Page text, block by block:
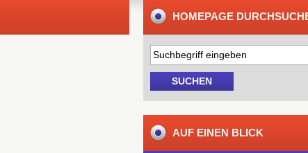
HOMEPAGE
AUF EINEN BLICK